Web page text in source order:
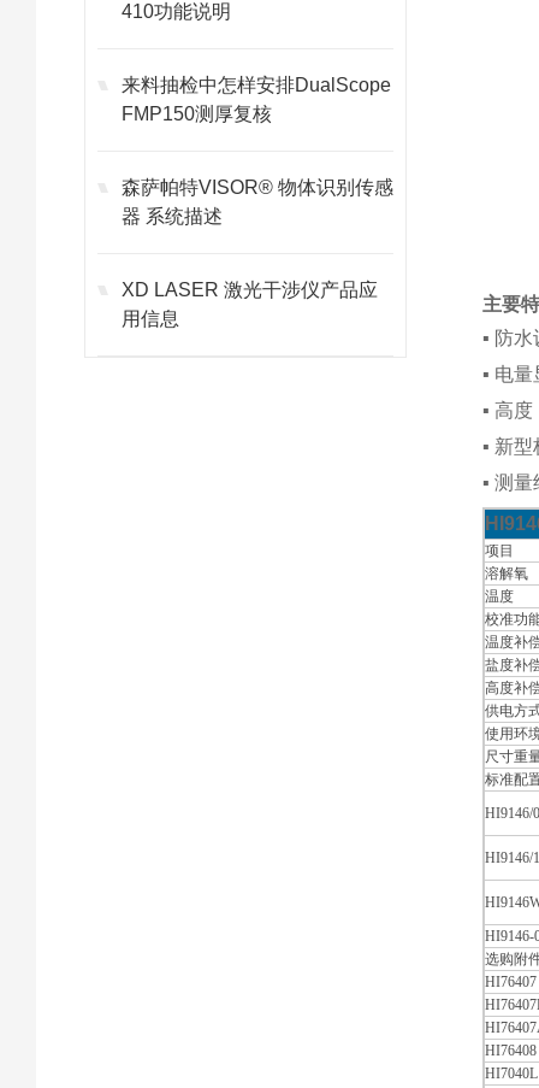
410功能说明
来料抽检中怎样安排DualScope
FMP150测厚复核
森萨帕特VISOR® 物体识别传感
器 系统描述
XD LASER 激光干涉仪产品应
用信息
主要
▪ 防
▪ 电
▪ 高
▪ 新
▪ 测
项目
溶解氧
温度
校准功
温度补
盐度补
高度补
供电方
使用环
尺寸重
标准配
HI9146/
HI9146/
HI9146-
选购附
HI76407
HI76408
HI7040L